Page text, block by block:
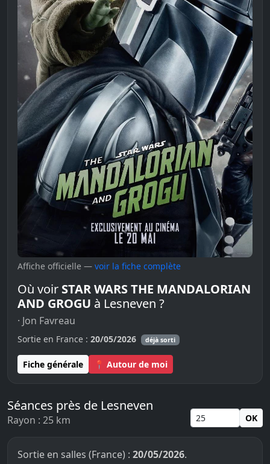
Affiche officielle — voir la fiche complète
Où voir STAR WARS THE MANDALORIAN
AND GROGU à Lesneven ?
· Jon Favreau
Sortie en France : 20/05/2026 déjà sorti
Fiche générale 📍 Autour de moi
Séances près de Lesneven
Rayon : 25 km OK
Sortie en salles (France) : 20/05/2026.